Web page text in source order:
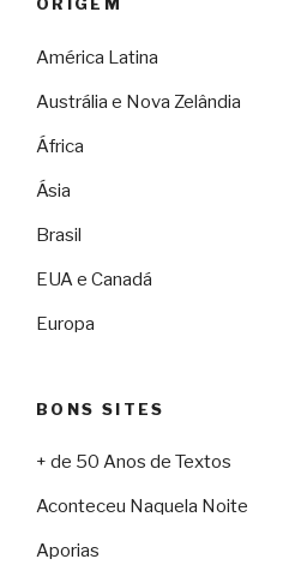
ORIGEM
América Latina
Austrália e Nova Zelândia
África
Ásia
Brasil
EUA e Canadá
Europa
BONS SITES
+ de 50 Anos de Textos
Aconteceu Naquela Noite
Aporias